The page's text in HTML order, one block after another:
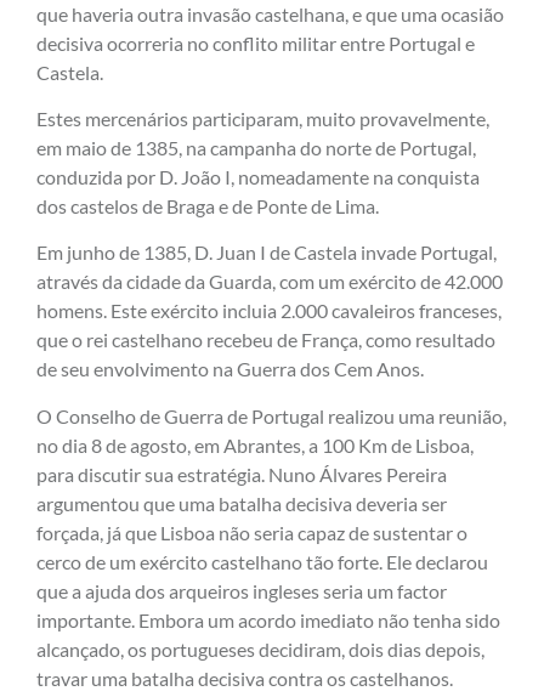
que haveria outra invasão castelhana, e que uma ocasião
decisiva ocorreria no conflito militar entre Portugal e
Castela.
Estes mercenários participaram, muito provavelmente,
em maio de 1385, na campanha do norte de Portugal,
conduzida por D. João I, nomeadamente na conquista
dos castelos de Braga e de Ponte de Lima.
Em junho de 1385, D. Juan I de Castela invade Portugal,
através da cidade da Guarda, com um exército de 42.000
homens. Este exército incluia 2.000 cavaleiros franceses,
que o rei castelhano recebeu de França, como resultado
de seu envolvimento na Guerra dos Cem Anos.
O Conselho de Guerra de Portugal realizou uma reunião,
no dia 8 de agosto, em Abrantes, a 100 Km de Lisboa,
para discutir sua estratégia. Nuno Álvares Pereira
argumentou que uma batalha decisiva deveria ser
forçada, já que Lisboa não seria capaz de sustentar o
cerco de um exército castelhano tão forte. Ele declarou
que a ajuda dos arqueiros ingleses seria um factor
importante. Embora um acordo imediato não tenha sido
alcançado, os portugueses decidiram, dois dias depois,
travar uma batalha decisiva contra os castelhanos.